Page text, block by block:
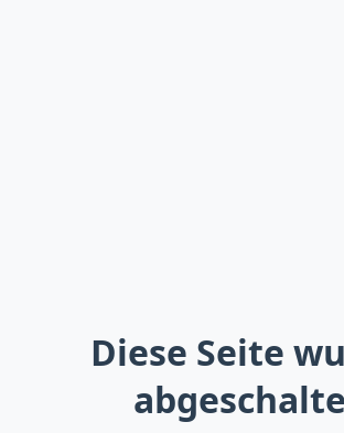
Diese Seite